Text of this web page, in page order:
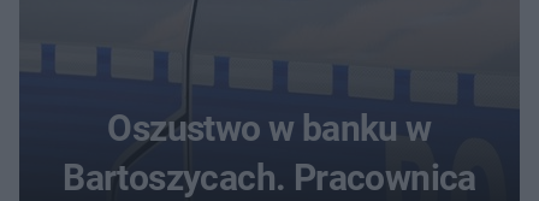
Oszustwo w banku w
Bartoszycach. Pracownica